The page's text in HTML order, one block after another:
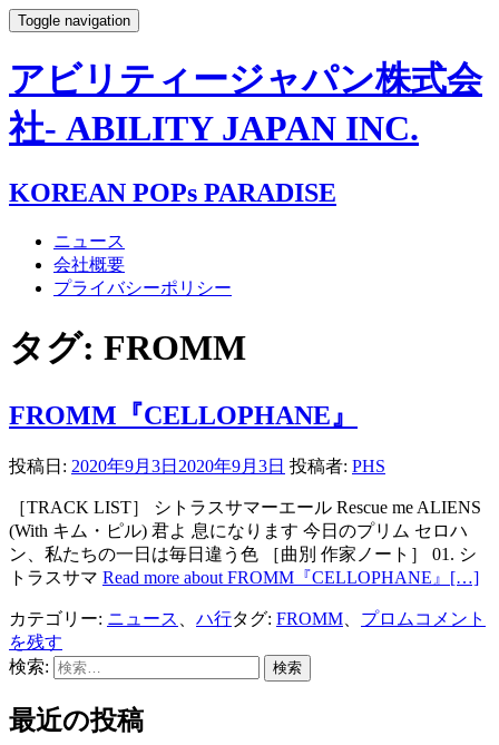
Toggle navigation
アビリティージャパン株式会
社- ABILITY JAPAN INC.
KOREAN POPs PARADISE
ニュース
会社概要
プライバシーポリシー
タグ: FROMM
FROMM『CELLOPHANE』
投稿日: 2020年9月3日 2020年9月3日 投稿者: PHS
［TRACK LIST］ シトラスサマーエール Rescue me ALIENS
(With キム・ピル) 君よ 息になります 今日のプリム セロハ
ン、私たちの一日は毎日違う色 ［曲別 作家ノート］ 01. シ
トラスサマ Read more about FROMM『CELLOPHANE』 […]
カテゴリー: ニュース ハ行タグ: FROMM プロム コメント
を残す
検索:
最近の投稿